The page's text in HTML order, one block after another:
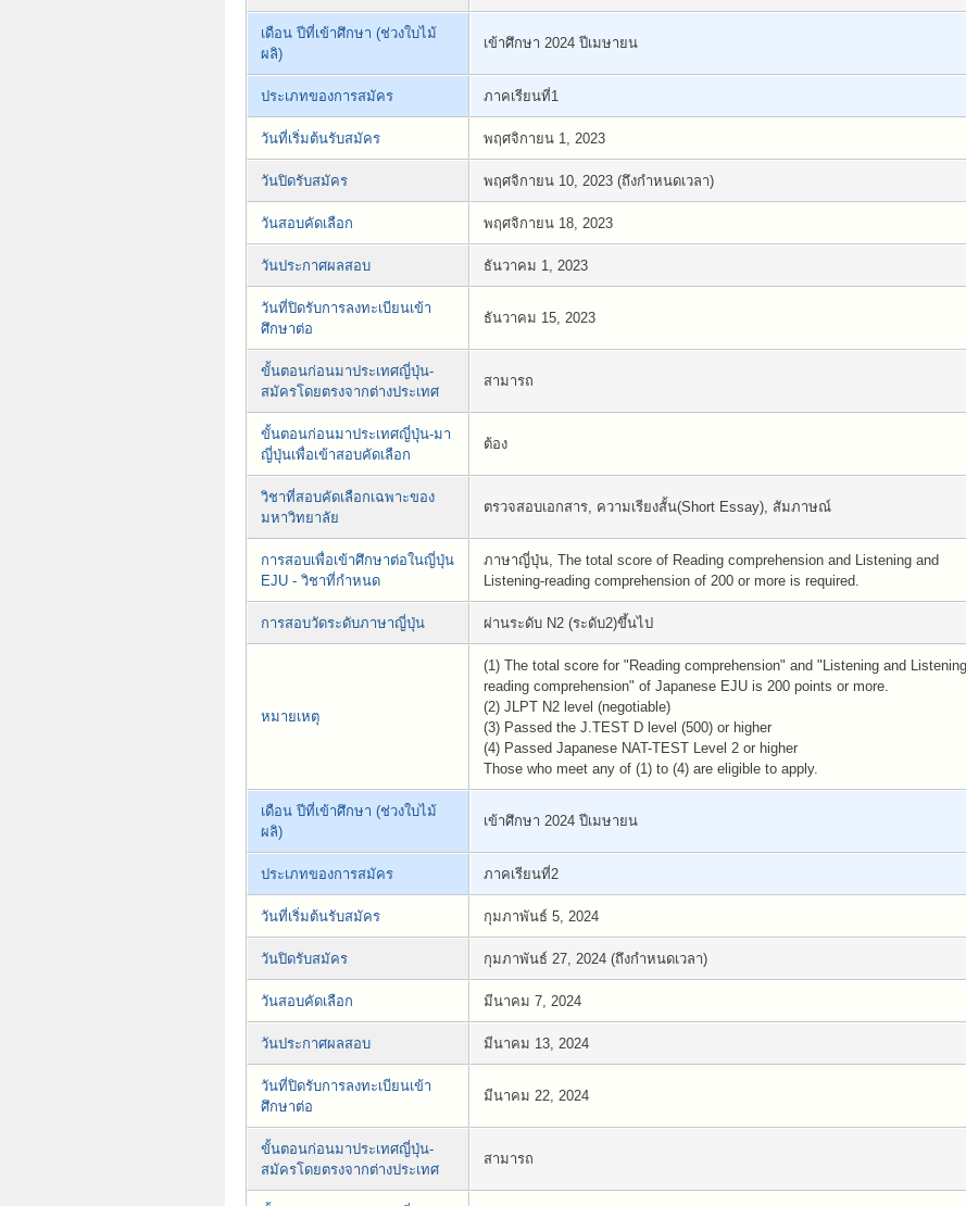
เดือน ปีที่เข้าศึกษา (ช่วงใบไม้
ผลิ)
เข้าศึกษา 2024 ปีเมษายน
ประเภทของการสมัคร ภาคเรียนที่1
วันที่เริ่มต้นรับสมัคร พฤศจิกายน 1, 2023
วันปิดรับสมัคร พฤศจิกายน 10, 2023 (ถึงกำหนดเวลา)
วันสอบคัดเลือก พฤศจิกายน 18, 2023
วันประกาศผลสอบ ธันวาคม 1, 2023
วันที่ปิดรับการลงทะเบียนเข้า
ศึกษาต่อ
ธันวาคม 15, 2023
ขั้นตอนก่อนมาประเทศญี่ปุ่น-
สมัครโดยตรงจากต่างประเทศ
สามารถ
ขั้นตอนก่อนมาประเทศญี่ปุ่น-มา
ญี่ปุ่นเพื่อเข้าสอบคัดเลือก
ต้อง
วิชาที่สอบคัดเลือกเฉพาะของ
มหาวิทยาลัย
ตรวจสอบเอกสาร, ความเรียงสั้น(Short Essay), สัมภาษณ์
การสอบเพื่อเข้าศึกษาต่อในญี่ปุ่น
EJU - วิชาที่กำหนด
ภาษาญี่ปุ่น, The total score of Reading comprehension and Listening and
Listening-reading comprehension of 200 or more is required.
การสอบวัดระดับภาษาญี่ปุ่น ผ่านระดับ N2 (ระดับ2)ขึ้นไป
หมายเหตุ
(1) The total score for "Reading comprehension" and "Listening and
reading comprehension" of Japanese EJU is 200 points or more.
(2) JLPT N2 level (negotiable)
(3) Passed the J.TEST D level (500) or higher
(4) Passed Japanese NAT-TEST Level 2 or higher
Those who meet any of (1) to (4) are eligible to apply.
เดือน ปีที่เข้าศึกษา (ช่วงใบไม้
ผลิ)
เข้าศึกษา 2024 ปีเมษายน
ประเภทของการสมัคร ภาคเรียนที่2
วันที่เริ่มต้นรับสมัคร กุมภาพันธ์ 5, 2024
วันปิดรับสมัคร กุมภาพันธ์ 27, 2024 (ถึงกำหนดเวลา)
วันสอบคัดเลือก มีนาคม 7, 2024
วันประกาศผลสอบ มีนาคม 13, 2024
วันที่ปิดรับการลงทะเบียนเข้า
ศึกษาต่อ
มีนาคม 22, 2024
ขั้นตอนก่อนมาประเทศญี่ปุ่น-
สมัครโดยตรงจากต่างประเทศ
สามารถ